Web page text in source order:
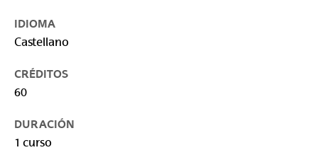
IDIOMA
Castellano
CRÉDITOS
60
DURACIÓN
1 curso